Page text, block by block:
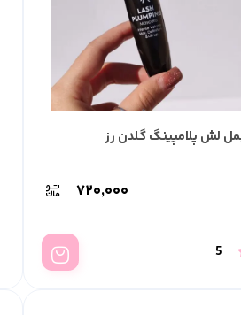
لش پلامپینگ گلدن رز
۷۲۰,۰۰۰
5